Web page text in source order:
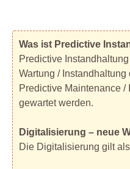
Was ist Predictive
Predictive
Wartung /
Predictive Maintenance
gewartet werden.
Digitalisierung – neue
Die Digitalisierung gilt